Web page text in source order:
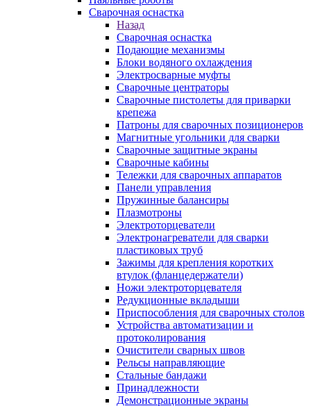
Сварочная оснастка
Назад
Сварочная оснастка
Подающие механизмы
Блоки водяного охлаждения
Электросварные муфты
Сварочные центраторы
Сварочные пистолеты для приварки
крепежа
Патроны для сварочных позиционеров
Магнитные угольники для сварки
Сварочные защитные экраны
Сварочные кабины
Тележки для сварочных аппаратов
Панели управления
Пружинные балансиры
Плазмотроны
Электроторцеватели
Электронагреватели для сварки
пластиковых труб
Зажимы для крепления коротких
втулок (фланцедержатели)
Ножи электроторцевателя
Редукционные вкладыши
Приспособления для сварочных столов
Устройства автоматизации и
протоколирования
Очистители сварных швов
Рельсы направляющие
Стальные бандажи
Принадлежности
Демонстрационные экраны